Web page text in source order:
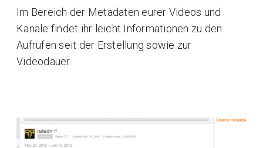
Im Bereich der Metadaten eurer Videos und
Kanäle findet ihr leicht Informationen zu den
Aufrufen seit der Erstellung sowie zur
Videodauer.